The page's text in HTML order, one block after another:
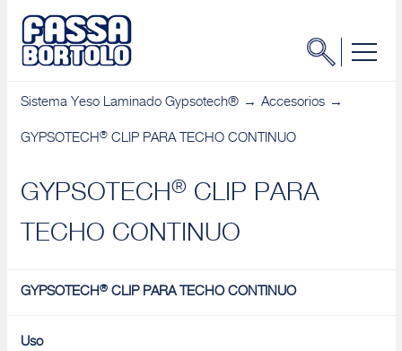
Sistema Yeso Laminado Gypsotech® Accesorios
GYPSOTECH®CLIP PARA TECHO CONTINUO
GYPSOTECH®CLIP PARA
TECHO CONTINUO
GYPSOTECH®CLIP PARA TECHO CONTINUO
Uso